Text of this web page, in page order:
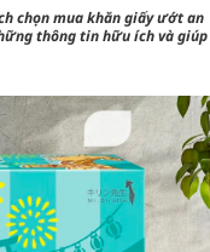
chọn mua khăn giấy ướt an
thông tin hữu ích và giúp